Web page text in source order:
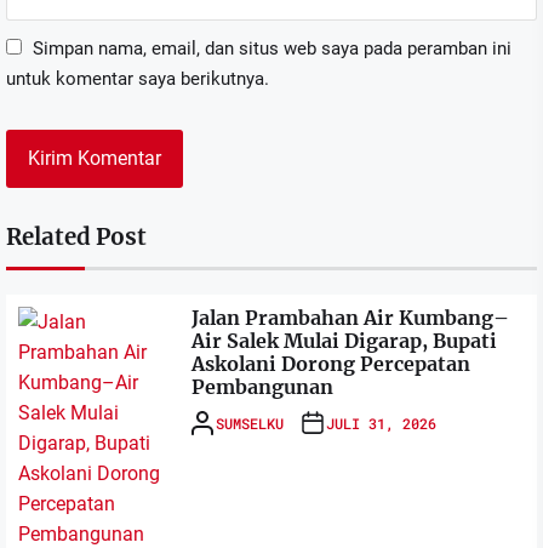
Simpan nama, email, dan situs web saya pada peramban ini
untuk komentar saya berikutnya.
Related Post
Jalan Prambahan Air Kumbang–
Air Salek Mulai Digarap, Bupati
Askolani Dorong Percepatan
Pembangunan
SUMSELKU JULI 31, 2026